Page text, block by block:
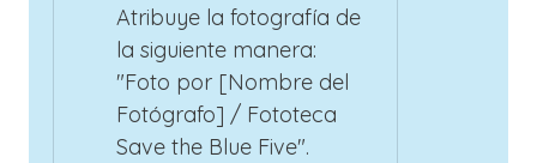
Atribuye la fotografía de
la siguiente manera:
"Foto por [Nombre del
Fotógrafo] / Fototeca
Save the Blue Five".